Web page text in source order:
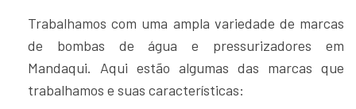
Trabalhamos com uma ampla variedade de marcas
de bombas de água e pressurizadores em
Mandaqui. Aqui estão algumas das marcas que
trabalhamos e suas características: